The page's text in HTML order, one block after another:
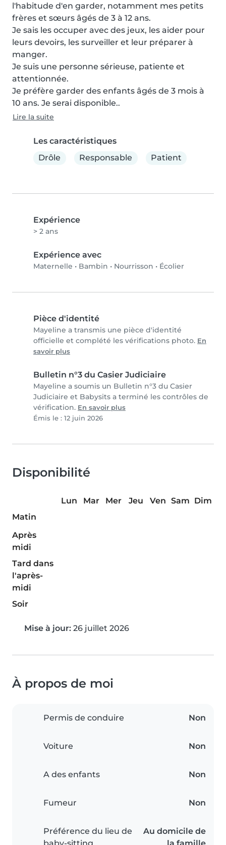
l'habitude d'en garder, notamment mes petits
frères et sœurs âgés de 3 à 12 ans.
Je sais les occuper avec des jeux, les aider pour
leurs devoirs, les surveiller et leur préparer à
manger.
Je suis une personne sérieuse, patiente et
attentionnée.
Je préfère garder des enfants âgés de 3 mois à
10 ans. Je serai disponible..
Lire la suite
Les caractéristiques
Drôle
Responsable Patient
Expérience
> 2 ans
Expérience avec
Maternelle • Bambin • Nourrisson • Écolier
Pièce d'identité
Mayeline a transmis une pièce d'identité
officielle et complété les vérifications photo. En
savoir plus
Bulletin n°3 du Casier Judiciaire
Mayeline a soumis un Bulletin n°3 du Casier
Judiciaire et Babysits a terminé les contrôles de
vérification. En savoir plus
Émis le : 12 juin 2026
Disponibilité
Lun Mar Mer Jeu Ven Sam Dim
Matin
Après
midi
Tard dans
l'après-
midi
Soir
Mise à jour: 26 juillet 2026
À propos de moi
Permis de conduire Non
Voiture Non
A des enfants Non
Fumeur Non
Préférence du lieu de
Au domicile de